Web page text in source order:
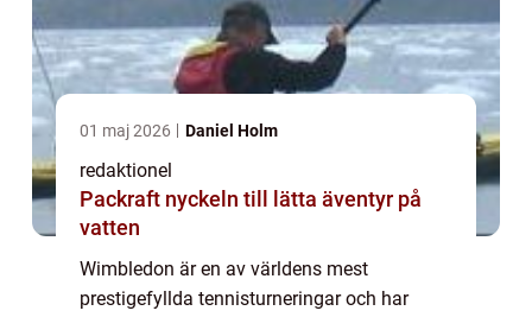
01 maj 2026 Daniel Holm
redaktionel
Packraft nyckeln till lätta äventyr på
vatten
Wimbledon är en av världens mest
prestigefyllda tennisturneringar och har